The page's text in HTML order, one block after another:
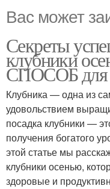
Вас может
Секреты
клубники
СПОСОБ для
Клубника — одна из
удовольствием
посадка клубники —
получения богатого
этой статье мы
клубники осенью,
здоровые и